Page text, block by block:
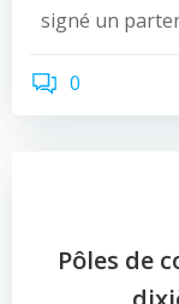
signé un
0
Pôles de